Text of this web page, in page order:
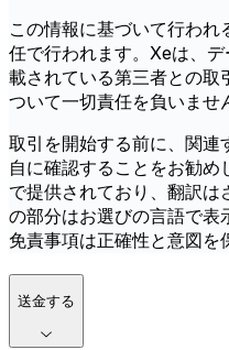
この情報に基づいて行わ
任で行われます。Xeは、
載されている第三者との取
ついて一切責任を負いませ
取引を開始する前に、関連
自に確認することをお勧
で提供されており、翻訳
の部分はお選びの言語で表
免責事項は正確性と意図を
送金する